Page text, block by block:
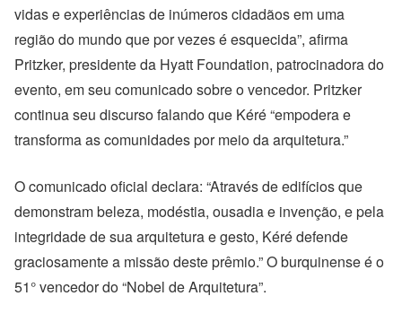
vidas e experiências de inúmeros cidadãos em uma
região do mundo que por vezes é esquecida”, afirma
Pritzker, presidente da Hyatt Foundation, patrocinadora do
evento, em seu comunicado sobre o vencedor. Pritzker
continua seu discurso falando que Kéré “empodera e
transforma as comunidades por meio da arquitetura.”
O comunicado oficial declara: “Através de edifícios que
demonstram beleza, modéstia, ousadia e invenção, e pela
integridade de sua arquitetura e gesto, Kéré defende
graciosamente a missão deste prêmio.” O burquinense é o
51° vencedor do “Nobel de Arquitetura”.